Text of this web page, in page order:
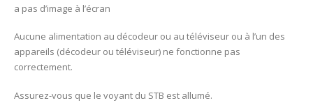
a pas d’image à l’écran
Aucune alimentation au décodeur ou au téléviseur ou à l’un des
appareils (décodeur ou téléviseur) ne fonctionne pas
correctement.
Assurez-vous que le voyant du STB est allumé.